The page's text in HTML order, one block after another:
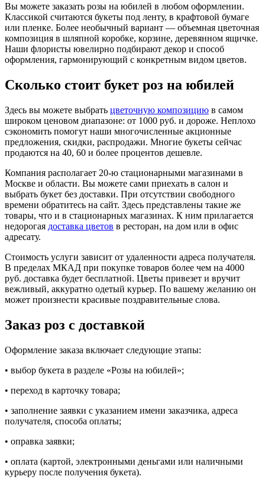
Вы можете заказать розы на юбилей в любом оформлении.
Классикой считаются букеты под ленту, в крафтовой бумаге
или пленке. Более необычный вариант — объемная цветочная
композиция в шляпной коробке, корзине, деревянном ящичке.
Наши флористы ювелирно подбирают декор и способ
оформления, гармонирующий с конкретным видом цветов.
Сколько стоит букет роз на юбилей
Здесь вы можете выбрать цветочную композицию в самом
широком ценовом диапазоне: от 1000 руб. и дороже. Неплохо
сэкономить помогут наши многочисленные акционные
предложения, скидки, распродажи. Многие букеты сейчас
продаются на 40, 60 и более процентов дешевле.
Компания располагает 20-ю стационарными магазинами в
Москве и области. Вы можете сами приехать в салон и
выбрать букет без доставки. При отсутствии свободного
времени обратитесь на сайт. Здесь представлены такие же
товары, что и в стационарных магазинах. К ним прилагается
недорогая доставка цветов в ресторан, на дом или в офис
адресату.
Стоимость услуги зависит от удаленности адреса получателя.
В пределах МКАД при покупке товаров более чем на 4000
руб. доставка будет бесплатной. Цветы привезет и вручит
вежливый, аккуратно одетый курьер. По вашему желанию он
может произнести красивые поздравительные слова.
Заказ роз с доставкой
Оформление заказа включает следующие этапы:
• выбор букета в разделе «Розы на юбилей»;
• переход в карточку товара;
• заполнение заявки с указанием имени заказчика, адреса
получателя, способа оплаты;
• оправка заявки;
• оплата (картой, электронными деньгами или наличными
курьеру после получения букета).